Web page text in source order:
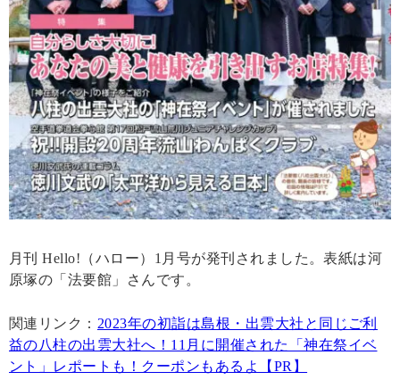
月刊 Hello!（ハロー）1月号が発刊されました。表紙は河
原塚の「法要館」さんです。
関連リンク： 2023年の初詣は島根・出雲大社と同じご利
益の八柱の出雲大社へ！11月に開催された「神在祭イベ
ント」レポートも！クーポンもあるよ【PR】